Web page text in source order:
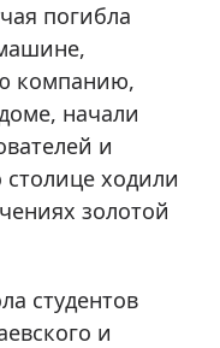
погибла
компанию,
начали
и
ходили
золотой
студентов
и